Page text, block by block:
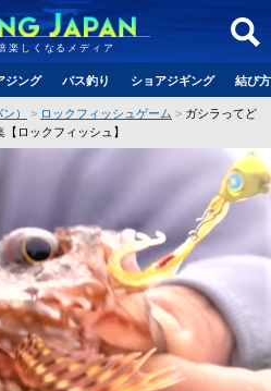
楽しくなるメディア
ジング バス釣り ショアジギング 結び
） ロックフィッシュゲーム
ガシラってど
ロックフィッシュ】